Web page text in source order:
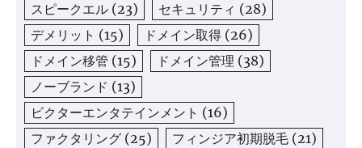
スピークエル (23) セキュリティ (28)
デメリット (15) ドメイン取得 (26)
ドメイン移管 (15) ドメイン管理 (38)
ノーブランド (13)
ビクターエンタテインメント (16)
ファクタリング (25) フィンジア初期脱毛 (21)